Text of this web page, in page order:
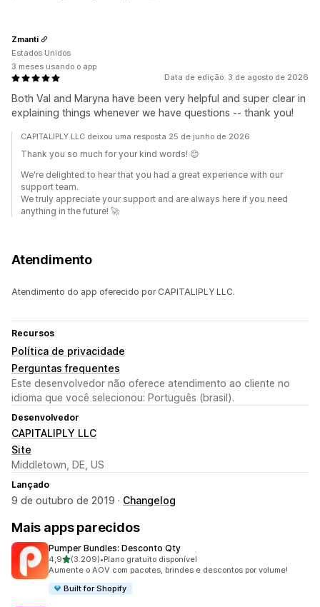
Data de edição: 3 de agosto de 2026
Both Val and Maryna have been very helpful and super clear in
explaining things whenever we have questions -- thank you!
Zmanti
Estados Unidos
3 meses usando o app
CAPITALIPLY LLC deixou uma resposta 25 de junho de 2026
Thank you so much for your kind words! 😊
We're delighted to hear that you had a great experience with our
support team.
We truly appreciate your support and are always here if you need
anything in the future! 🚀
Atendimento
Atendimento do app oferecido por CAPITALIPLY LLC.
Recursos
Política de privacidade
Perguntas frequentes
Este desenvolvedor não oferece atendimento ao cliente no
idioma que você selecionou: Português (brasil).
Desenvolvedor
CAPITALIPLY LLC
Site
Middletown, DE, US
Lançado
9 de outubro de 2019 · Changelog
Mais apps parecidos
Pumper Bundles: Desconto Qty
4,9de 5 estrelas
(3.209)
3209 avaliações ao todo
•Plano gratuito disponível
Aumente o AOV com pacotes, brindes e descontos por volume!
Built for Shopify